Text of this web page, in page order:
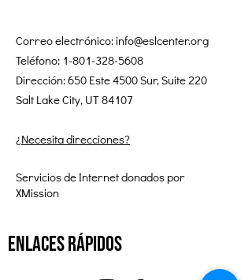
Correo electrónico:info@eslcenter.org
Teléfono: 1-801-328-5608
Dirección: 650 Este 4500 Sur, Suite 220
Salt Lake City, UT 84107
¿Necesita direcciones?
Servicios de Internet donados por
XMission
enlaces rápidos